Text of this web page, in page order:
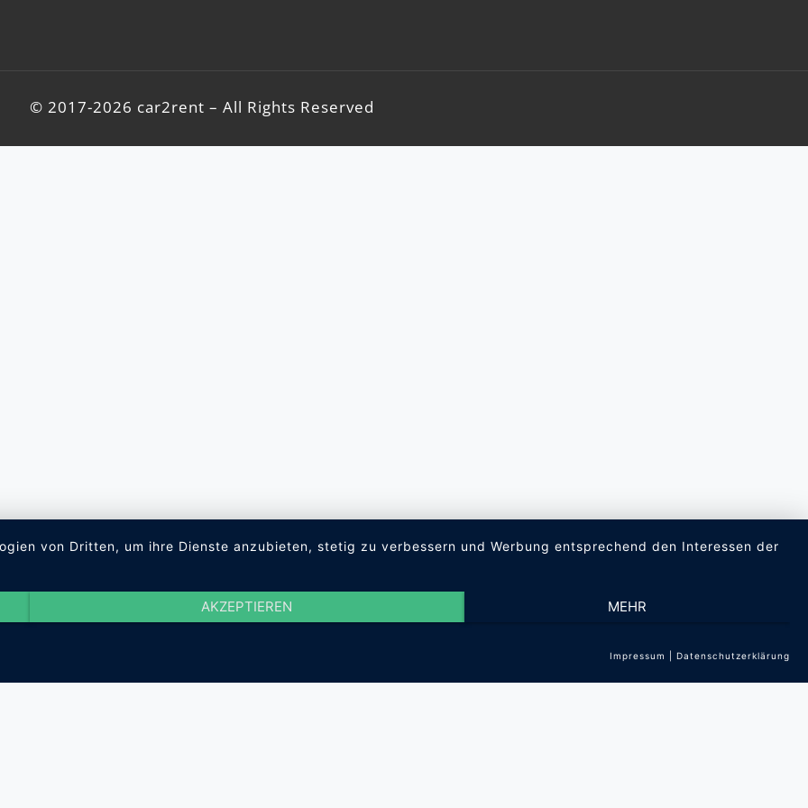
© 2017-2026 car2rent – All Rights Reserved
von Dritten, um ihre Dienste anzubieten, stetig zu verbessern und Werbung entsprechend den Interessen der
AKZEPTIEREN MEHR
Impressum Datenschutzerklärung